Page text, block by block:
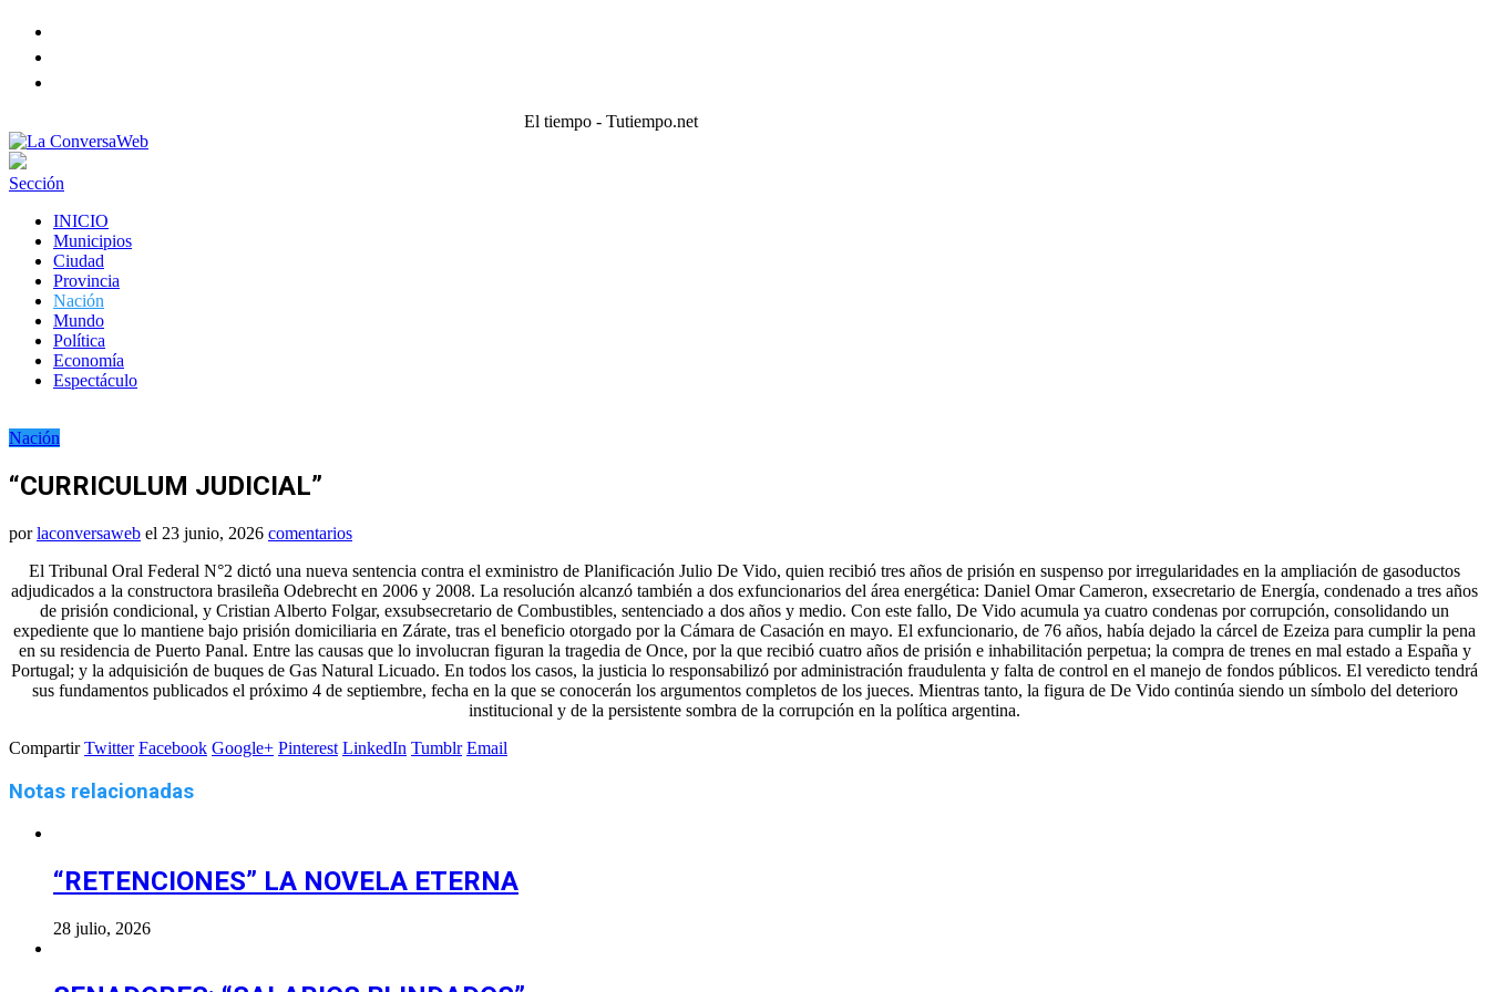
El tiempo - Tutiempo.net
Sección
INICIO
Municipios
Ciudad
Provincia
Nación
Mundo
Política
Economía
Espectáculo
Nación
“CURRICULUM JUDICIAL”
porlaconversaweb el 23 junio, 2026 comentarios
El Tribunal Oral Federal N°2 dictó una nueva sentencia contra el exministro de Planificación Julio De Vido, quien recibió tres años de prisión en suspenso por irregularidades en la ampliación de gasoductos
adjudicados a la constructora brasileña Odebrecht en 2006 y 2008. La resolución alcanzó también a dos exfuncionarios del área energética: Daniel Omar Cameron, exsecretario de Energía, condenado a tres años
de prisión condicional, y Cristian Alberto Folgar, exsubsecretario de Combustibles, sentenciado a dos años y medio. Con este fallo, De Vido acumula ya cuatro condenas por corrupción, consolidando un
expediente que lo mantiene bajo prisión domiciliaria en Zárate, tras el beneficio otorgado por la Cámara de Casación en mayo. El exfuncionario, de 76 años, había dejado la cárcel de Ezeiza para cumplir la pena
en su residencia de Puerto Panal. Entre las causas que lo involucran figuran la tragedia de Once, por la que recibió cuatro años de prisión e inhabilitación perpetua; la compra de trenes en mal estado a España y
Portugal; y la adquisición de buques de Gas Natural Licuado. En todos los casos, la justicia lo responsabilizó por administración fraudulenta y falta de control en el manejo de fondos públicos. El veredicto tendrá
sus fundamentos publicados el próximo 4 de septiembre, fecha en la que se conocerán los argumentos completos de los jueces. Mientras tanto, la figura de De Vido continúa siendo un símbolo del deterioro
institucional y de la persistente sombra de la corrupción en la política argentina.
Compartir Twitter Facebook Google+ Pinterest LinkedIn Tumblr Email
Notas relacionadas
“RETENCIONES” LA NOVELA ETERNA
28 julio, 2026